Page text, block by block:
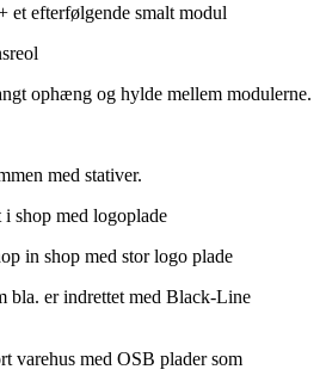
et efterfølgende smalt modul
ophæng og hylde mellem modulerne.
med stativer.
in shop med stor logo plade
varehus med OSB plader som